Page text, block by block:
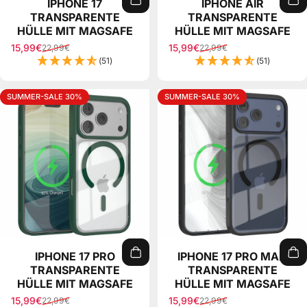
TRANSPARENTE
HÜLLE MIT MAGSAFE
Sale price
15,99€
Regular price
22,99€
(51)
TRANSPARENTE
HÜLLE MIT MAGSAFE
Sale price
15,99€
Regular price
22,99€
(51)
SUMMER-SALE 30%
TRANSPARENTE
HÜLLE MIT MAGSAFE
Sale price
15,99€
Regular price
22,99€
SUMMER-SALE 30%
IPHONE 17 PRO MAX
TRANSPARENTE
HÜLLE MIT MAGSAFE
Sale price
15,99€
Regular price
22,99€